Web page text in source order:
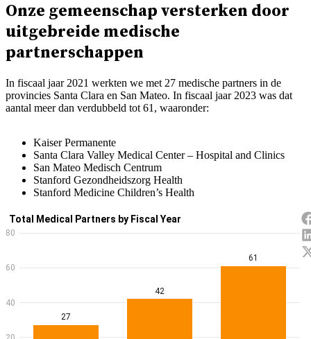
Onze gemeenschap versterken door
uitgebreide medische
partnerschappen
In fiscaal jaar 2021 werkten we met 27 medische partners in de
provincies Santa Clara en San Mateo. In fiscaal jaar 2023 was dat
aantal meer dan verdubbeld tot 61, waaronder:
Kaiser Permanente
Santa Clara Valley Medical Center – Hospital and Clinics
San Mateo Medisch Centrum
Stanford Gezondheidszorg Health
Stanford Medicine Children’s Health